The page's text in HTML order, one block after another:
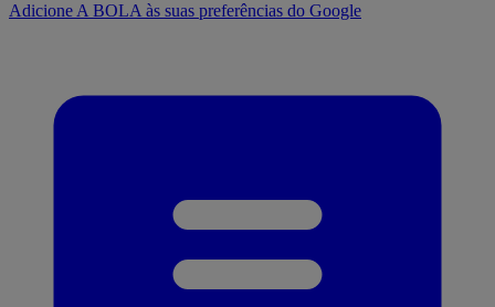
Adicione A BOLA às suas preferências do Google